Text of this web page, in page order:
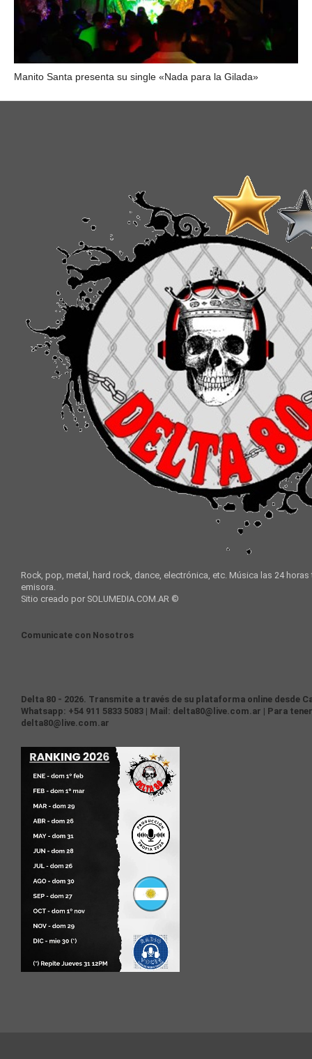
Manito Santa presenta su single «Nada para la Gilada»
Rock, pop, metal, hard rock, dance, electrónica, etc. Música las 24
emisora.
Sitio creado por SOLUMEDIA.COM.AR ©
Comunicate con Nosotros
Delta 80 - 2026. Transmite a través de su plataforma online desde
Whatsapp: +54 911 5833 5083 | Mail: delta80@live.com.ar | Para
delta80@live.com.ar